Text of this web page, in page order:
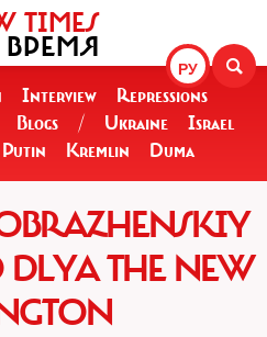
РУ
TIMES
Interview
Repressions
Blogs / Ukraine
Israel
Putin Kremlin Duma
DLYA THE NEW